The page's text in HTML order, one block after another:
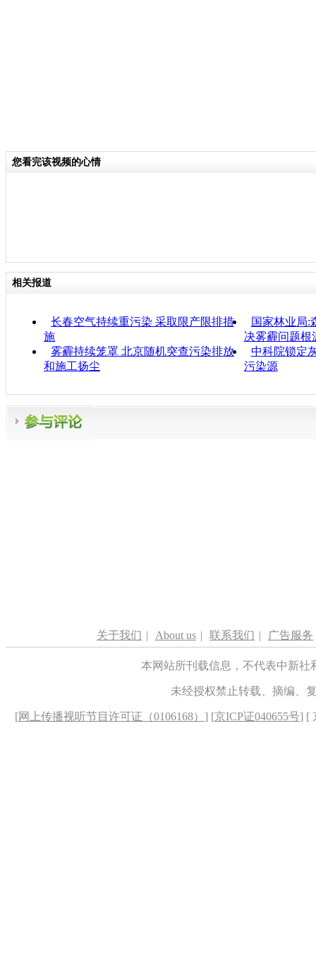
您看完该视频的心情
相关报道
长春空气持续重污染 采取限产限排措
施
国家林业局:
决雾霾问题根
雾霾持续笼罩 北京随机突查污染排放
和施工扬尘
中科院锁定
污染源
关于我们 | About us | 联系我们 | 广告服务
本网站所刊载信息，不代表中新
未经授权禁止转载、摘编、
[网上传播视听节目许可证（0106168） ] [京ICP证040655号] [